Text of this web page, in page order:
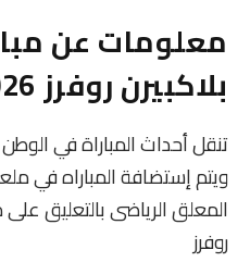
معلومات عن
بلاكبيرن روفرز 2026-01-11
تنقل أحداث المباراة في
المعلق الرياضى بالتعليق
روفرز